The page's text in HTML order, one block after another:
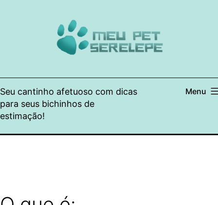
Seu cantinho afetuoso com dicas
para seus bichinhos de
estimação!
Menu